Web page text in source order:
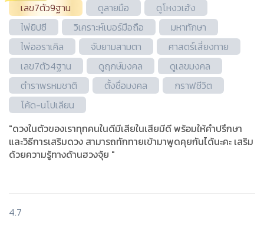
เลข7ตัว9ฐาน ดูลายมือ
ดูโหงวเฮ้ง
ไพ่ยิปซี
วิเคราะห์เบอร์มือถือ
มหาทักษา
ไพ่ออราเคิล
จับยามสามตา
ศาสตร์เสี่ยงทาย
เลข7ตัว4ฐาน
ดูฤกษ์มงคล
ดูเลขมงคล
ตำราพรหมชาติ
ตั้งชื่อมงคล
กราฟชีวิต
โค้ด-นโปเลียน
"ดวงในตัวของเราทุกคนในดีมีเสียในเสียมีดี พร้อมให้คำปรึกษา
และวิธีการเสริมดวง สามารถทักทายเข้ามาพูดคุยกันได้นะคะ เสริม
ด้วยความรู้ทางด้านฮวงจุ้ย "
4.7